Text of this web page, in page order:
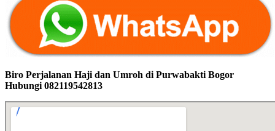
Biro Perjalanan Haji dan Umroh di Purwabakti Bogor
Hubungi 082119542813